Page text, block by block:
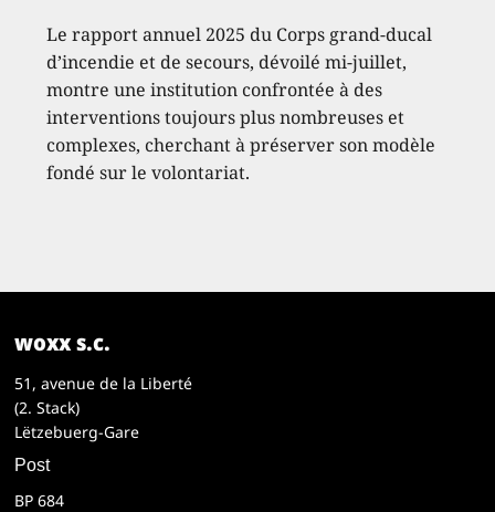
Le rapport annuel 2025 du Corps grand-ducal
d’incendie et de secours, dévoilé mi-juillet,
montre une institution confrontée à des
interventions toujours plus nombreuses et
complexes, cherchant à préserver son modèle
fondé sur le volontariat.
woxx s.c.
51, avenue de la Liberté
(2. Stack)
Lëtzebuerg-Gare
Post
BP 684